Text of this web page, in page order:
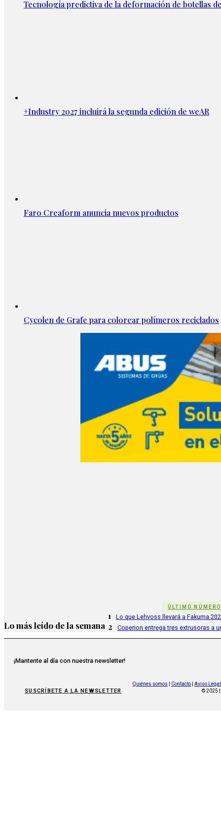
Tecnología predictiva de la deformación de botellas
+Industry 2027 incluirá la segunda edición de weAR
Faro Creaform anuncia nuevos productos
Cycolen de Grafe para colorear polímeros reciclados
ÚLTIMO NÚMERO
Lo más leído de la semana
1 Lo que Lehvoss llevará a Fakuma
2 Coperion entrega tres extrusoras a
¡Mantente al día con nuestra newsletter!
SUSCRÍBETE A LA NEWSLETTER
Quiénes somos Contacto
Aviso Legal
© 2025